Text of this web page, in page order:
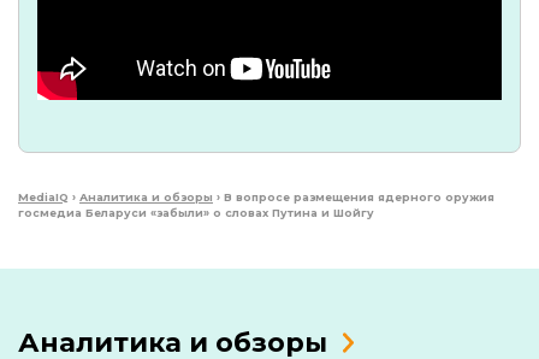
MediaIQ › Аналитика и обзоры › В вопросе размещения ядерного оружия
госмедиа Беларуси «забыли» о словах Путина и Шойгу
Аналитика и обзоры